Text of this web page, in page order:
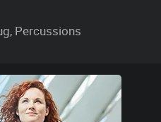
Percussions